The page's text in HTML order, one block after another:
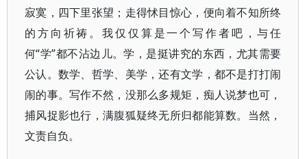
寂寞，四下里张望；走得怵目惊心，便向着不知所终
的方向祈祷。我仅仅算是一个写作者吧，与任
何“学”都不沾边儿。学，是挺讲究的东西，尤其需要
公认。数学、哲学、美学，还有文学，都不是打打闹
闹的事。写作不然，没那么多规矩，痴人说梦也可，
捕风捉影也行，满腹狐疑终无所归都能算数。当然，
文责自负。